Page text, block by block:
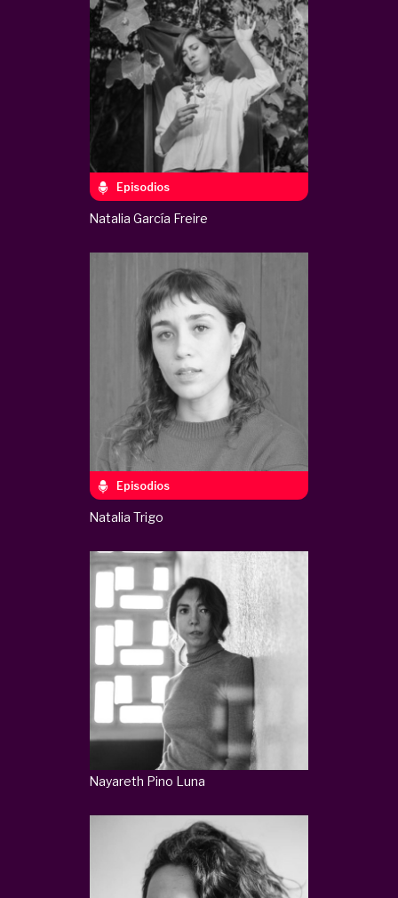
Episodios
Natalia García Freire
Episodios
Natalia Trigo
Nayareth Pino Luna